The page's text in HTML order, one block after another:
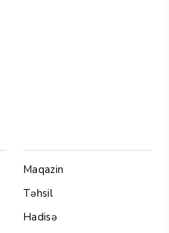
Maqazin
Təhsil
Hadisə